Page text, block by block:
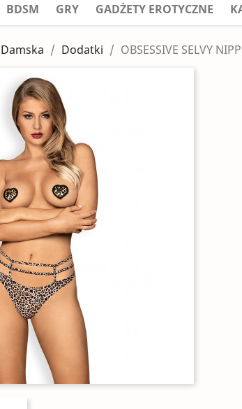
BDSM GRY GADŻETY EROTYCZNE
Damska Dodatki OBSESSIVE SELVY